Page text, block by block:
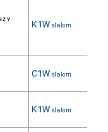
v
K1W slalom
C1W slalom
K1W slalom